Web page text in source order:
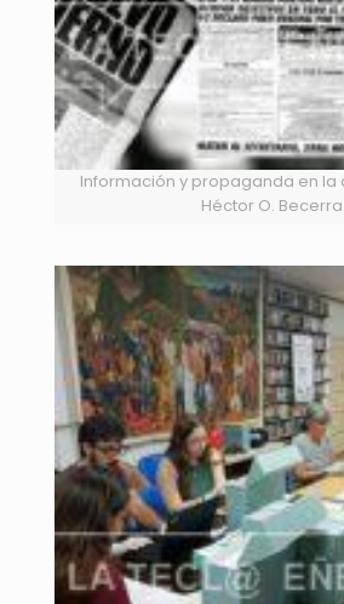
Información y propaganda en la
Héctor O. Becerra